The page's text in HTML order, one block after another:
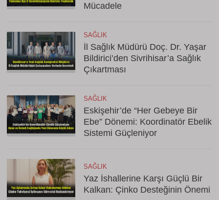
Mücadele
SAĞLIK
İl Sağlık Müdürü Doç. Dr. Yaşar
Bildirici’den Sivrihisar’a Sağlık
Çıkartması
SAĞLIK
Eskişehir’de “Her Gebeye Bir
Ebe” Dönemi: Koordinatör Ebelik
Sistemi Güçleniyor
SAĞLIK
Yaz İshallerine Karşı Güçlü Bir
Kalkan: Çinko Desteğinin Önemi